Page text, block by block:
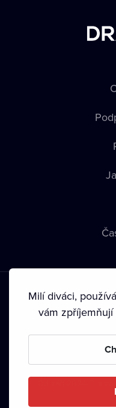
Podmínky používání •
•
Milí diváci,
vám